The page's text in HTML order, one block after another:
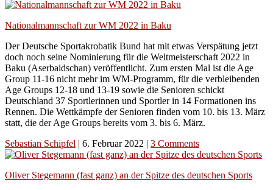
Nationalmannschaft zur WM 2022 in Baku
Der Deutsche Sportakrobatik Bund hat mit etwas Verspätung jetzt
doch noch seine Nominierung für die Weltmeisterschaft 2022 in
Baku (Aserbaidschan) veröffentlicht. Zum ersten Mal ist die Age
Group 11-16 nicht mehr im WM-Programm, für die verbleibenden
Age Groups 12-18 und 13-19 sowie die Senioren schickt
Deutschland 37 Sportlerinnen und Sportler in 14 Formationen ins
Rennen. Die Wettkämpfe der Senioren finden vom 10. bis 13. März
statt, die der Age Groups bereits vom 3. bis 6. März.
Sebastian Schipfel | 6. Februar 2022 | 3 Comments
Oliver Stegemann (fast ganz) an der Spitze des deutschen Sports